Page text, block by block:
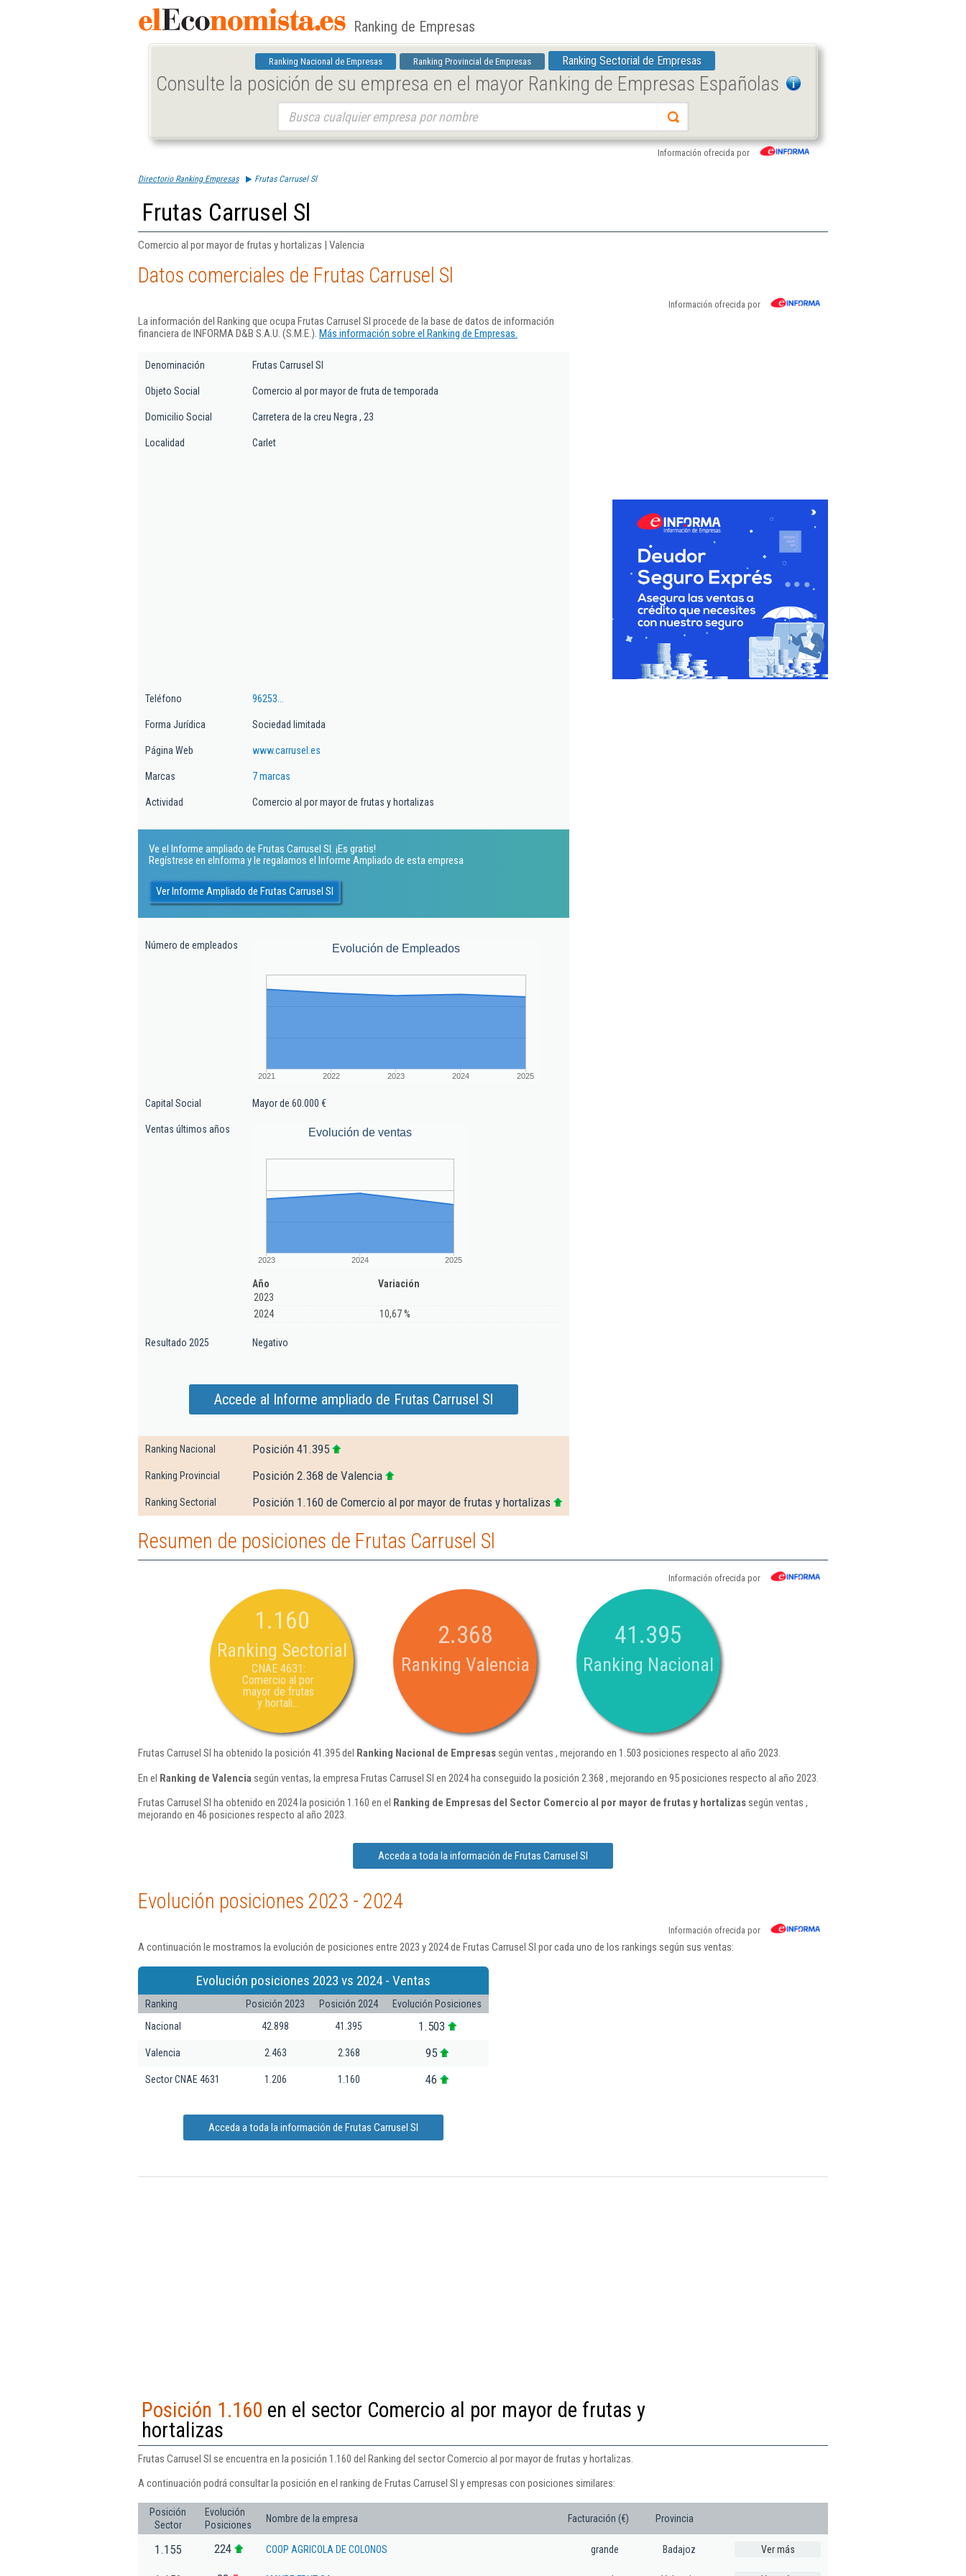
Ranking de Empresas
Ranking Nacional de Empresas Ranking Provincial de Empresas Ranking Sectorial de Empresas
Consulte la posición de su empresa en el mayor Ranking de Empresas Españolas
Información ofrecida por
Directorio Ranking Empresas Frutas Carrusel Sl
Frutas Carrusel Sl
Comercio al por mayor de frutas y hortalizas | Valencia
Datos comerciales de Frutas Carrusel Sl
Información ofrecida por
La información del Ranking que ocupa Frutas Carrusel Sl procede de la base de datos de información
financiera de INFORMA D&B S.A.U. (S.M.E.). Más información sobre el Ranking de Empresas.
Denominación Frutas Carrusel Sl
Objeto Social Comercio al por mayor de fruta de temporada
Domicilio Social Carretera de la creu Negra , 23
Localidad Carlet
Teléfono 96253...
Forma Jurídica Sociedad limitada
Página Web www.carrusel.es
Marcas 7 marcas
Actividad Comercio al por mayor de frutas y hortalizas
Ve el Informe ampliado de Frutas Carrusel Sl. ¡Es gratis!
Regístrese en eInforma y le regalamos el Informe Ampliado de esta empresa
Ver Informe Ampliado de Frutas Carrusel Sl
Número de empleados Evolución de Empleados
2021 2022 2023 2024 2025
Capital Social Mayor de 60.000 €
Ventas últimos años Evolución de ventas
2023 2024 2025
Año
Variación
2023
2024
10,67 %
Resultado 2025 Negativo
Accede al Informe ampliado de Frutas Carrusel Sl
Ranking Nacional Posición 41.395
Ranking Provincial Posición 2.368 de Valencia
Ranking Sectorial Posición 1.160 de Comercio al por mayor de frutas y hortalizas
Resumen de posiciones de Frutas Carrusel Sl
Información ofrecida por
1.160
Ranking Sectorial
CNAE 4631:
Comercio al por
mayor de frutas
y hortali...
2.368
Ranking Valencia
41.395
Ranking Nacional
Frutas Carrusel Sl ha obtenido la posición 41.395 del Ranking Nacional de Empresassegún ventas , mejorando en 1.503 posiciones respecto al año 2023.
En el Ranking de Valencia según ventas, la empresa Frutas Carrusel Sl en 2024 ha conseguido la posición 2.368 , mejorando en 95 posiciones respecto al año 2023.
Frutas Carrusel Sl ha obtenido en 2024 la posición 1.160 en el Ranking de Empresas del Sector Comercio al por mayor de frutas y hortalizassegún ventas ,
mejorando en 46 posiciones respecto al año 2023.
Acceda a toda la información de Frutas Carrusel Sl
Evolución posiciones 2023 - 2024
Información ofrecida por
A continuación le mostramos la evolución de posiciones entre 2023 y 2024 de Frutas Carrusel Sl por cada uno de los rankings según sus ventas:
Evolución posiciones 2023 vs 2024 - Ventas
Ranking Posición 2023 Posición 2024
Evolución Posiciones
Nacional
42.898 41.395 1.503
Valencia 2.463 2.368 95
Sector CNAE 4631 1.206 1.160 46
Acceda a toda la información de Frutas Carrusel Sl
Posición 1.160 en el sector Comercio al por mayor de frutas y
hortalizas
Frutas Carrusel Sl se encuentra en la posición 1.160 del Ranking del sector Comercio al por mayor de frutas y hortalizas.
A continuación podrá consultar la posición en el ranking de Frutas Carrusel Sl y empresas con posiciones similares:
Posición
Sector
Evolución
Posiciones
Nombre de la empresa Facturación (€) Provincia
1.155 224 COOP AGRICOLA DE COLONOS grande Badajoz Ver más